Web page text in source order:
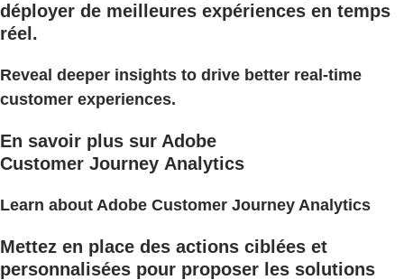
déployer de meilleures expériences en temps
réel.
Reveal deeper insights to drive better real-time
customer experiences.
En savoir plus sur Adobe
Customer Journey Analytics
Learn about Adobe Customer Journey Analytics
Mettez en place des actions ciblées et
personnalisées pour proposer les solutions